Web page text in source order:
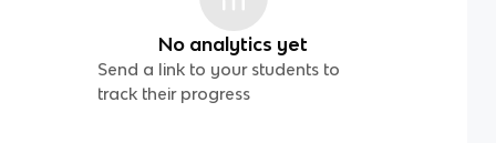
No analytics yet
Send a link to your students to
track their progress